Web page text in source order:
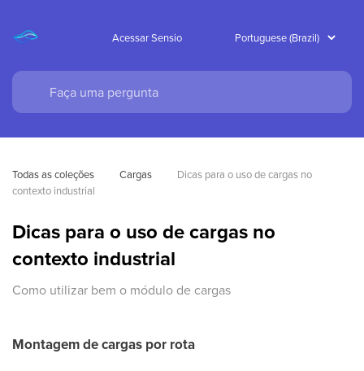
Acessar Sensio
Todas as coleções Cargas
Dicas para o uso de cargas no
contexto industrial
Dicas para o uso de cargas no
contexto industrial
Como utilizar bem o módulo de cargas
Montagem de cargas por rota